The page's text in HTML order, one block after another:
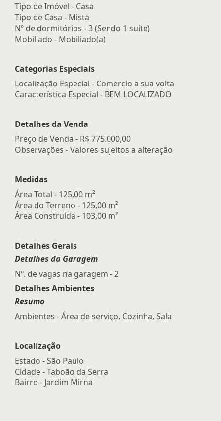
Tipo de Imóvel - Casa
Tipo de Casa - Mista
Nº de dormitórios - 3 (Sendo 1 suíte)
Mobiliado - Mobiliado(a)
Categorias Especiais
Localização Especial - Comercio a sua volta
Característica Especial - BEM LOCALIZADO
Detalhes da Venda
Preço de Venda - R$ 775.000,00
Observações - Valores sujeitos a alteração
Medidas
Área Total - 125,00 m²
Área do Terreno - 125,00 m²
Área Construída - 103,00 m²
Detalhes Gerais
Detalhes da Garagem
Nº. de vagas na garagem - 2
Detalhes Ambientes
Resumo
Ambientes - Área de serviço, Cozinha, Sala
Localização
Estado -São Paulo
Cidade -Taboão da Serra
Bairro - Jardim Mirna